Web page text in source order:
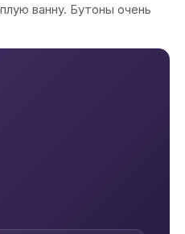
ванну. Бутоны очень